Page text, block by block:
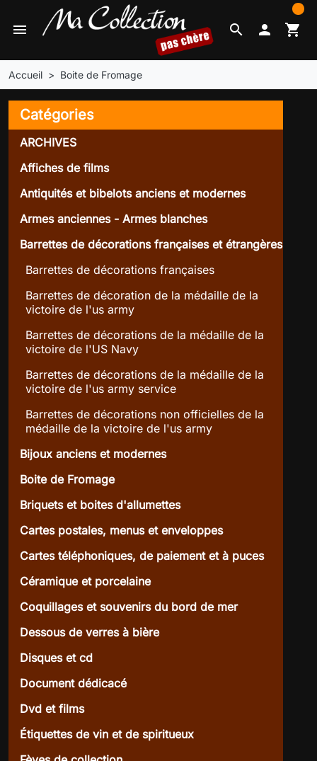
search
menu  shopping_cart
Accueil Boite de Fromage
Catégories
ARCHIVES
Affiches de films
Antiquités et bibelots anciens et modernes
Armes anciennes - Armes blanches
Barrettes de décorations françaises et étrangères
Barrettes de décorations françaises
Barrettes de décoration de la médaille de la
victoire de l'us army
Barrettes de décorations de la médaille de la
victoire de l'US Navy
Barrettes de décorations de la médaille de la
victoire de l'us army service
Barrettes de décorations non officielles de la
médaille de la victoire de l'us army
Bijoux anciens et modernes
Boite de Fromage
Briquets et boites d'allumettes
Cartes postales, menus et enveloppes
Cartes téléphoniques, de paiement et à puces
Céramique et porcelaine
Coquillages et souvenirs du bord de mer
Dessous de verres à bière
Disques et cd
Document dédicacé
Dvd et films
Étiquettes de vin et de spiritueux